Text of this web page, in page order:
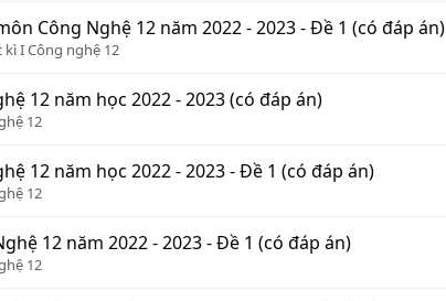
Công Nghệ 12 năm 2022 - 2023 - Đề 1 (có đáp án)
I Công nghệ 12
12 năm học 2022 - 2023 (có đáp án)
12
12 năm học 2022 - 2023 - Đề 1 (có đáp án)
12
12 năm 2022 - 2023 - Đề 1 (có đáp án)
12